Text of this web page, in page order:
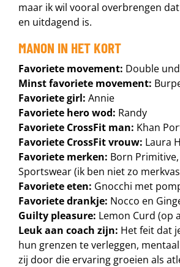
maar ik wil vooral overbrengen
en uitdagend is.
MANON IN HET KORT
Favoriete movement: Double
Minst favoriete movement:
Favoriete girl: Annie
Favoriete hero wod: Randy
Favoriete CrossFit man: Khan
Favoriete CrossFit vrouw: Laura
Favoriete merken: Born
Sportswear (ik ben niet zo
Favoriete eten: Gnocchi met
Favoriete drankje: Nocco en
Guilty pleasure: Lemon Curd (op
Leuk aan coach zijn: Het feit dat
hun grenzen te verleggen,
zij door die ervaring groeien als